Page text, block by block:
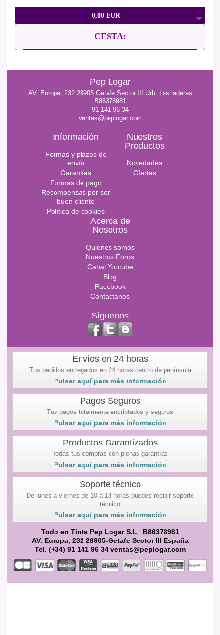
0,00 EUR
CESTA:
Pep Logar
AV. Europa, 232 28905 Getafe Sector III Urb. Las laderas
B86378981
91 141 96 34
ventas@peplogar.com
Información
Formas y plazos de
envío
Garantías
Formas de pago
Recompensas por ser
buen cliente
Política de cookies
Nuestros
Productos
Novedades
Ofertas
Acerca de
Nosotros
Quienes somos
Nuestros Foros
Canal Youtube
Blog
Facebook
Contáctanos
Síguenos
Envíos en 24 horas
Tus pedidos entregados en 24 horas dentro de península
Pulsar aquí para más información
Pagos Seguros
Tus pagos totalmente encriptados y seguros
Pulsar aquí para más información
Productos Garantizados
Todas tus compras con plenas garantías
Pulsar aquí para más información
Soporte técnico
De lunes a viernes de 10 a 18 horas puedes recibir soporte
técnico
Pulsar aquí para más información
Todo en Tinta Pep Logar S.L. B86378981
AV. Europa, 232 28905-Getafe Sector III España
Tel. (+34) 91 141 96 34 ventas@peplogar.com